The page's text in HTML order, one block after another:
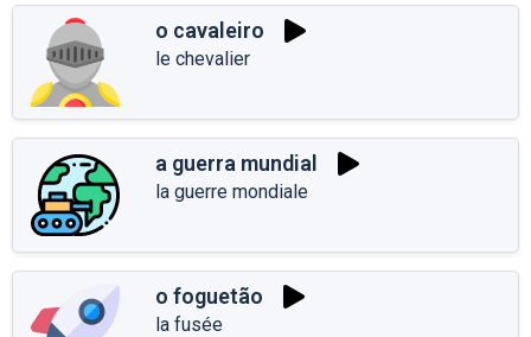
o cavaleiro
le chevalier
a guerra mundial
la guerre mondiale
o foguetão
la fusée